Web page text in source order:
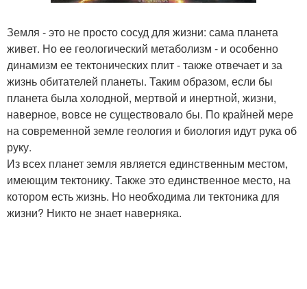
Земля - это не просто сосуд для жизни: сама планета
живет. Но ее геологический метаболизм - и особенно
динамизм ее тектонических плит - также отвечает и за
жизнь обитателей планеты. Таким образом, если бы
планета была холодной, мертвой и инертной, жизни,
наверное, вовсе не существовало бы. По крайней мере
на современной земле геология и биология идут рука об
руку.
Из всех планет земля является единственным местом,
имеющим тектонику. Также это единственное место, на
котором есть жизнь. Но необходима ли тектоника для
жизни? Никто не знает наверняка.